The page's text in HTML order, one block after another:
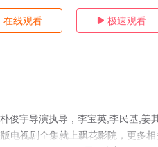
在线观看  极速观看
俊宇导演执导，李宝英,李民基,
电视剧全集就上飘花影院，更多